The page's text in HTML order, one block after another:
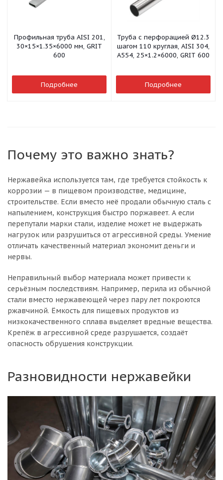
Профильная труба AISI 201,
30×15×1.35×6000 мм, GRIT
600
Подробнее
Труба с перфорацией Ø12.3
шагом 110 круглая, AISI 304,
A554, 25×1.2×6000, GRIT 600
Подробнее
Почему это важно знать?
Нержавейка используется там, где требуется стойкость к
коррозии — в пищевом производстве, медицине,
строительстве. Если вместо неё продали обычную сталь с
напылением, конструкция быстро поржавеет. А если
перепутали марки стали, изделие может не выдержать
нагрузок или разрушиться от агрессивной среды. Умение
отличать качественный материал экономит деньги и
нервы.
Неправильный выбор материала может привести к
серьёзным последствиям. Например, перила из обычной
стали вместо нержавеющей через пару лет покроются
ржавчиной. Ёмкость для пищевых продуктов из
низкокачественного сплава выделяет вредные вещества.
Крепёж в агрессивной среде разрушается, создаёт
опасность обрушения конструкции.
Разновидности нержавейки